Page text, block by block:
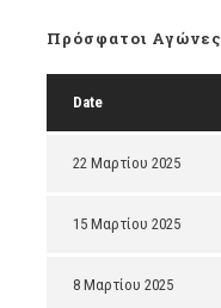
Πρόσφατοι Αγώνες
Date
22 Μαρτίου 2025
15 Μαρτίου 2025
8 Μαρτίου 2025